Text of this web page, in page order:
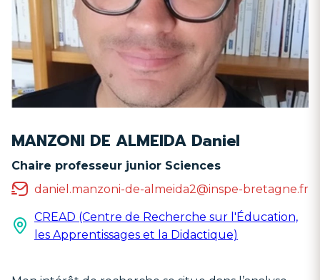
MANZONI DE ALMEIDA Daniel
Chaire professeur junior Sciences
daniel.manzoni-de-almeida2@inspe-bretagne.fr
CREAD (Centre de Recherche sur l'Éducation,
les Apprentissages et la Didactique)